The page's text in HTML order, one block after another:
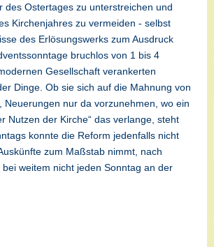
Ostertages zu unterstreichen und
Kirchenjahres zu vermeiden - selbst
des Erlösungswerks zum Ausdruck
bruchlos von 1 bis 4
Gesellschaft verankerten
Dinge. Ob sie sich auf die Mahnung von
nur da vorzunehmen, wo ein
Nutzen der Kirche“ das verlange, steht
konnte die Reform jedenfalls nicht
zum Maßstab nimmt, nach
weitem nicht jeden Sonntag an der